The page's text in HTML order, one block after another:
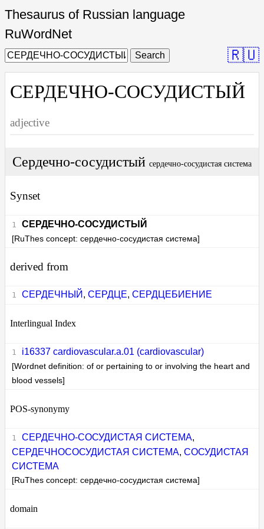
Thesaurus of Russian language
RuWordNet
Search 🇷🇺
СЕРДЕЧНО-СОСУДИСТЫЙ
adjective
Сердечно-сосудистый сердечно-сосудистая система
Synset
СЕРДЕЧНО-СОСУДИСТЫЙ
[RuThes concept: сердечно-сосудистая система]
derived from
СЕРДЕЧНЫЙ , СЕРДЦЕ, СЕРДЦЕБИЕНИЕ
Interlingual Index
i16337 cardiovascular.a.01 (cardiovascular)
[Wordnet definition: of or pertaining to or involving the heart and
blood vessels]
POS-synonymy
СЕРДЕЧНО-СОСУДИСТАЯ СИСТЕМА,
СЕРДЕЧНОСОСУДИСТАЯ СИСТЕМА,СОСУДИСТАЯ
СИСТЕМА
[RuThes concept: сердечно-сосудистая система]
domain